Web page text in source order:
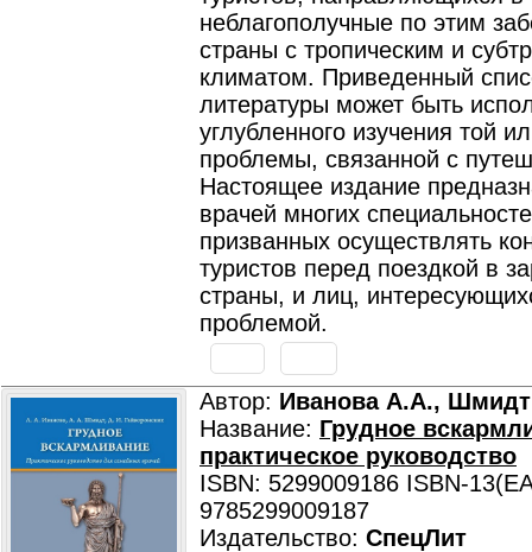
неблагополучные по этим
страны с тропическим и
климатом. Приведенный
литературы может быть
углубленного изучения той
проблемы, связанной с
Настоящее издание
врачей многих
призванных осуществлять
туристов перед поездкой в
страны, и лиц,
проблемой.
Автор: Иванова А.А.,
Название: Грудное
практическое руководство
ISBN: 5299009186 ISBN-
9785299009187
Издательство: СпецЛит